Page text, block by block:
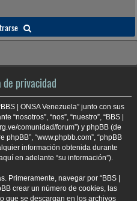
u
a
r
de privacidad
| ONSA Venezuela” junto con sus
“nos”, “nuestro”, “BBS |
comunidad/forum”) y phpBB (de
phpBB”, “www.phpbb.com”, “phpBB
información obtenida durante
en adelante “su información”).
Primeramente, navegar por “BBS |
crear un número de cookies, las
que se descargan en los archivos